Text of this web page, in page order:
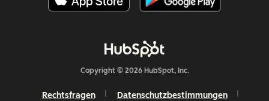
Copyright © 2026 HubSpot, Inc.
Rechtsfragen Datenschutzbestimmungen